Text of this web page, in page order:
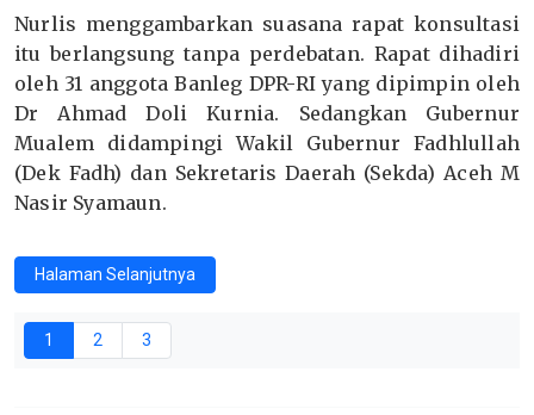
Nurlis menggambarkan suasana rapat konsultasi
itu berlangsung tanpa perdebatan. Rapat dihadiri
oleh 31 anggota Banleg DPR-RI yang dipimpin oleh
Dr Ahmad Doli Kurnia. Sedangkan Gubernur
Mualem didampingi Wakil Gubernur Fadhlullah
(Dek Fadh) dan Sekretaris Daerah (Sekda) Aceh M
Nasir Syamaun.
Halaman Selanjutnya
1 2 3